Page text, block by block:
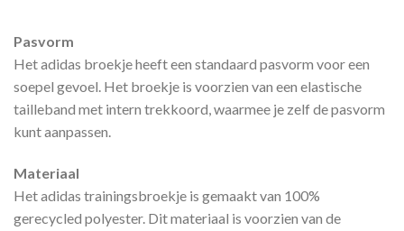
Pasvorm
Het adidas broekje heeft een standaard pasvorm voor een
soepel gevoel. Het broekje is voorzien van een elastische
tailleband met intern trekkoord, waarmee je zelf de pasvorm
kunt aanpassen.
Materiaal
Het adidas trainingsbroekje is gemaakt van 100%
gerecycled polyester. Dit materiaal is voorzien van de